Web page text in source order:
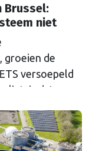
Brussel:
niet
groeien de
versoepeld
ligt, is dat een